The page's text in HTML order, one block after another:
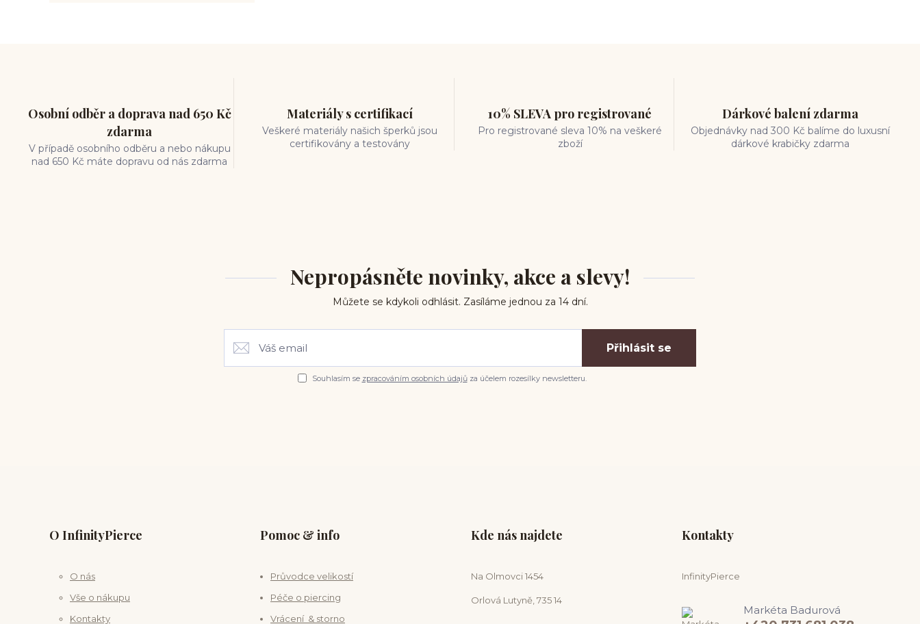
hypoalergenní materiál
ocelové šperky
titan šperky
luxusní piercing
velikost piercingu
piercing do ucha
conch piercing
Osobní odběr a doprava nad 650 Kč
zdarma
V případě osobního odběru a nebo nákupu
nad 650 Kč máte dopravu od nás zdarma
Materiály s certifikací
Veškeré materiály našich šperků jsou
certifikovány a testovány
10% SLEVA pro registrované
Pro registrované sleva 10% na veškeré
zboží
Dárkové balení zdarma
Objednávky nad 300 Kč balíme do luxusní
dárkové krabičky zdarma
Nepropásněte novinky, akce a slevy!
Můžete se kdykoli odhlásit. Zasíláme jednou za 14 dní.
Přihlásit se
Souhlasím se zpracováním osobních údajůza účelem rozesílky newsletteru.
O InfinityPierce
O nás
Vše o nákupu
Kontakty
Pomoc & info
Průvodce velikostí
Péče o piercing
Vrácení & storno
Kde nás najdete
Na Olmovci 1454
Orlová Lutyně, 735 14
Kontakty
InfinityPierce
Markéta Badurová